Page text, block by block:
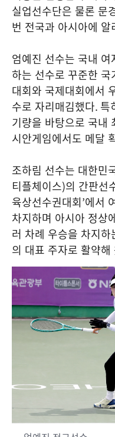
실업선수단은 물론 문
번 전국과 아시아에
엄예진 선수는 국내 여
하는 선수로 꾸준한
대회와 국제대회에서
수로 자리매김했다. 특
기량을 바탕으로 국내
시안게임에서도 메달
조하림 선수는 대한민
티플체이스)의 간판선
육상선수권대회’에서
차지하며 아시아 정상
러 차례 우승을 차지
의 대표 주자로 활약해